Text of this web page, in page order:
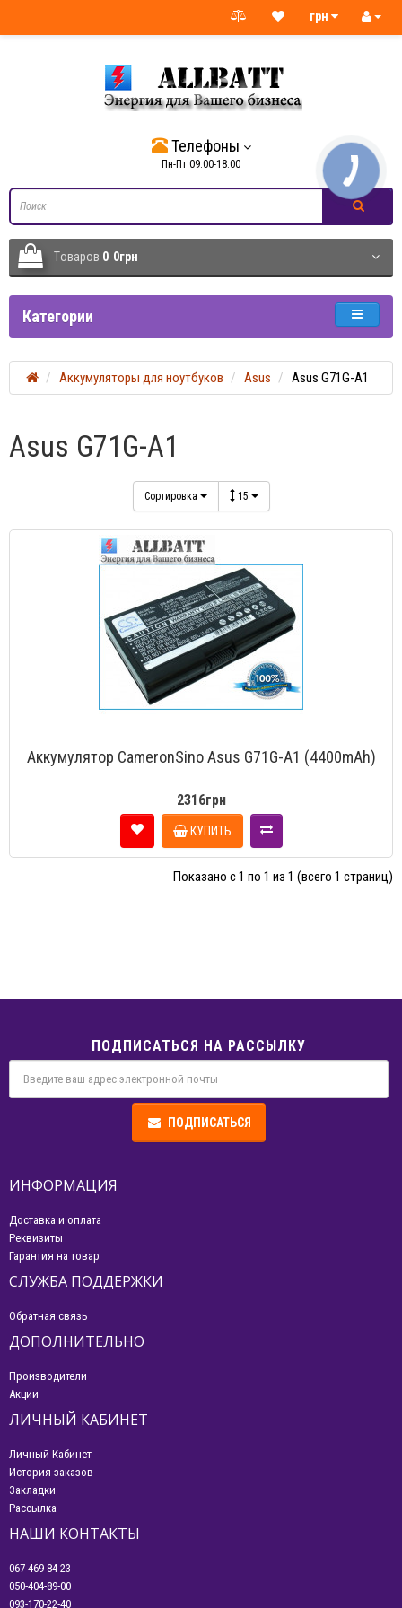
грн
Телефоны
Пн-Пт 09:00-18:00
Tоваров 0 0грн
Категории
Аккумуляторы для ноутбуков Asus Asus G71G-A1
Asus G71G-A1
Сортировка 15
Аккумулятор CameronSino Asus G71G-A1 (4400mAh)
2316грн
КУПИТЬ
Показано с 1 по 1 из 1 (всего 1 страниц)
ПОДПИСАТЬСЯ НА РАССЫЛКУ
ПОДПИСАТЬСЯ
ИНФОРМАЦИЯ
Доставка и оплата
Реквизиты
Гарантия на товар
СЛУЖБА ПОДДЕРЖКИ
Обратная связь
ДОПОЛНИТЕЛЬНО
Производители
Акции
ЛИЧНЫЙ КАБИНЕТ
Личный Кабинет
История заказов
Закладки
Рассылка
НАШИ КОНТАКТЫ
067-469-84-23
050-404-89-00
093-170-22-40